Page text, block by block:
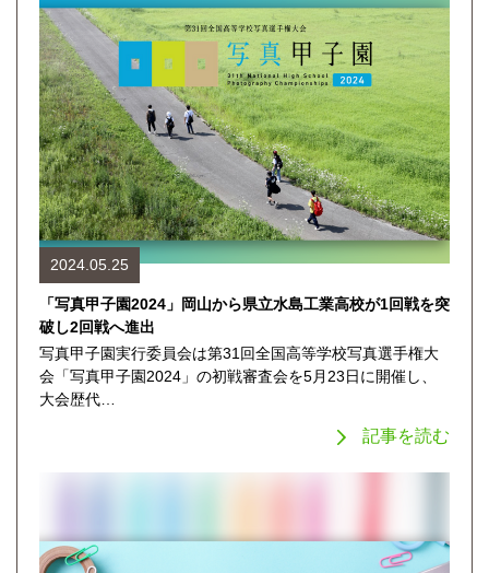
2024.05.25
「写真甲子園2024」岡山から県立水島工業高校が1回戦を突
破し2回戦へ進出
写真甲子園実行委員会は第31回全国高等学校写真選手権大
会「写真甲子園2024」の初戦審査会を5月23日に開催し、
大会歴代…
記事を読む